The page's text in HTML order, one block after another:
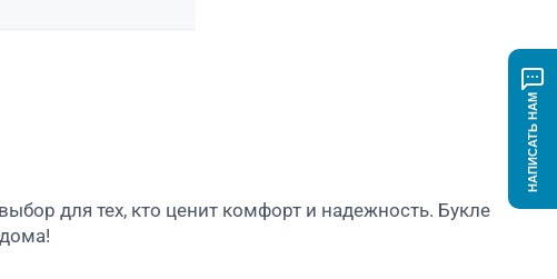
для тех, кто ценит комфорт и надежность. Букле
НАПИСАТЬ НАМ